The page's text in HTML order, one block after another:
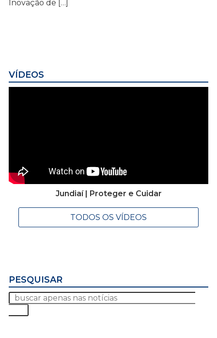
Inovação de […]
VÍDEOS
Jundiaí | Proteger e Cuidar
TODOS OS VÍDEOS
PESQUISAR